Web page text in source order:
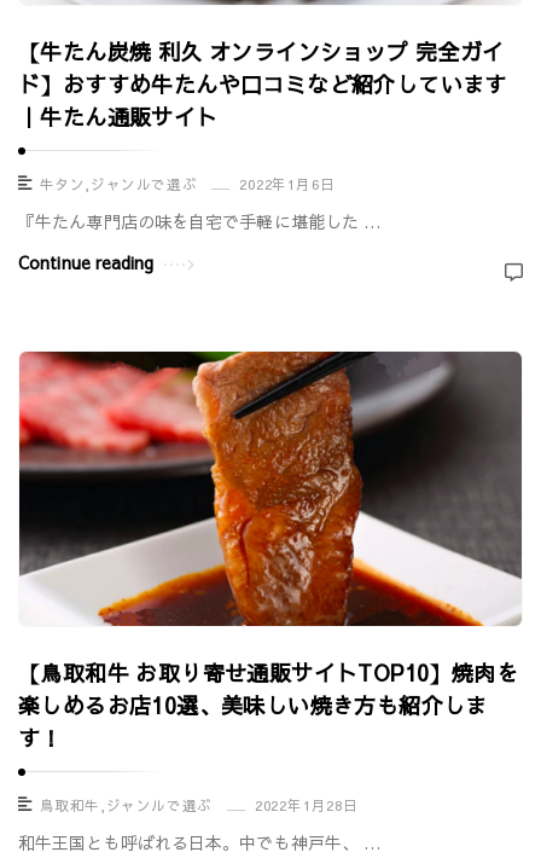
【牛たん炭焼 利久 オンラインショップ 完全ガイ
ド】おすすめ牛たんや口コミなど紹介しています
｜牛たん通販サイト
牛タン ジャンルで選ぶ 2022年1月6日
『牛たん専門店の味を自宅で手軽に堪能した …
Continue reading
【鳥取和牛 お取り寄せ通販サイトTOP10】焼肉を
楽しめるお店10選、美味しい焼き方も紹介しま
す！
鳥取和牛 ジャンルで選ぶ 2022年1月28日
和牛王国とも呼ばれる日本。中でも神戸牛、 …